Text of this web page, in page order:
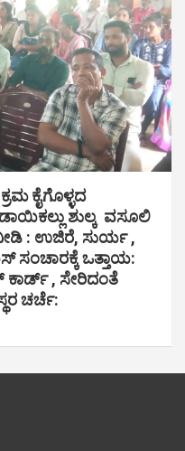
ಕೈಗೊಳ್ಳದ
ಶುಲ್ಕ ವಸೂಲಿ
: ಉಜಿರೆ, ಸುರ್ಯ ,
ಸಂಚಾರಕ್ಕೆ ಒತ್ತಾಯ:
, ಸೇರಿದಂತೆ
ಚರ್ಚೆ: